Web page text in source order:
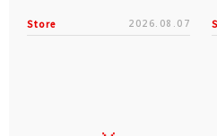
Store 2026.08.07